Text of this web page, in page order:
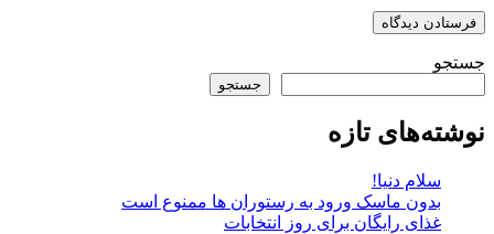
جستجو
جستجو
نوشته‌های تازه
سلام دنیا!
بدون ماسک ورود به رستوران ها ممنوع است
غذای رایگان برای روز انتخابات